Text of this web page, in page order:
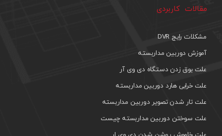
مقالات کاربردی
مشکلات رایج DVR
آموزش دوربین مداربسته
علت بوق زدن دستگاه دی وی آر
علت خرابی هارد دوربین مداربسته
علت تار شدن تصویر دوربین مداربسته
علت سوختن دوربین مداربسته چیست